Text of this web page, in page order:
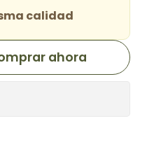
calidad
ahora